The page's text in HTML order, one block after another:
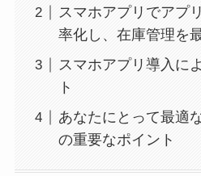
スマホアプリでアプ
率化し、在庫管理を
スマホアプリ導入に
ト
あなたにとって最適
の重要なポイント